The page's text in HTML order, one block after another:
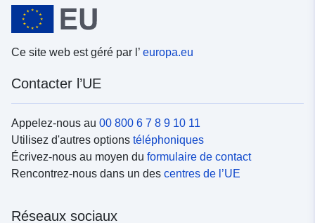
Ce site web est géré par l’ europa.eu
Contacter l’UE
Appelez-nous au 00 800 6 7 8 9 10 11
Utilisez d'autres options téléphoniques
Écrivez-nous au moyen du formulaire de contact
Rencontrez-nous dans un des centres de l’UE
Réseaux sociaux